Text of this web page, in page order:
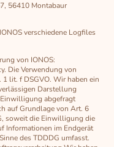
56410 Montabaur
verschiedene Logfiles
von IONOS:
Die Verwendung von
lit. f DSGVO. Wir haben ein
Darstellung
Einwilligung abgefragt
auf Grundlage von Art. 6
soweit die Einwilligung die
Informationen im Endgerät
des TDDDG umfasst.